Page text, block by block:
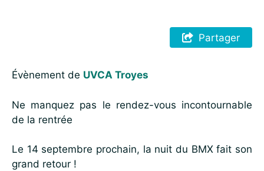
Partager
Évènement de UVCA Troyes
Ne manquez pas le rendez-vous incontournable
de la rentrée
Le 14 septembre prochain, la nuit du BMX fait son
grand retour !